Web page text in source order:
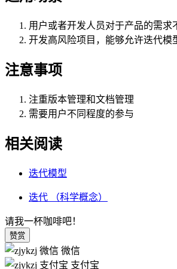
用户或者开发人员对于产品的需
开发高风险项目，能够允许迭代模
注意事项
注重版本管理和文档管理
需要用户不同程度的参与
相关阅读
迭代模型
迭代 （科学概念）
请我一杯咖啡吧！
赞赏
微信
支付宝